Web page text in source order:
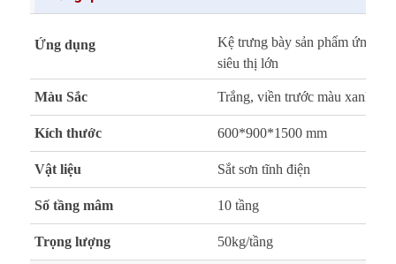
Ứng dụng
Kệ trưng bày sản phẩm ứng
siêu thị lớn
Màu Sắc Trắng, viền trước màu xanh
Kích thước 600*900*1500 mm
Vật liệu Sắt sơn tĩnh điện
Số tầng mâm 10 tầng
Trọng lượng 50kg/tầng